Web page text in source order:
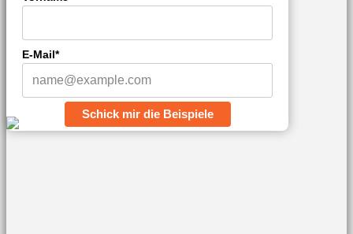
E-Mail*
Schick mir die Beispiele